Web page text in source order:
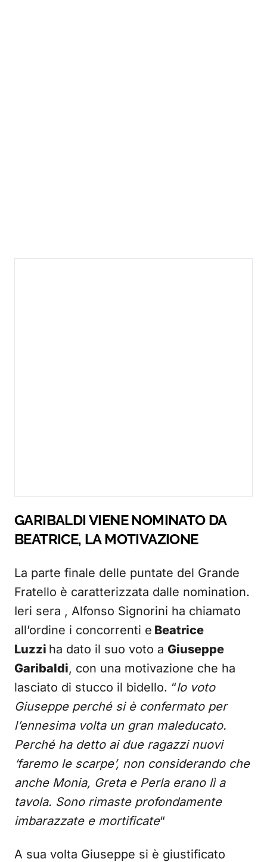
GARIBALDI VIENE NOMINATO DA
BEATRICE, LA MOTIVAZIONE
La parte finale delle puntate del Grande
Fratello è caratterizzata dalle nomination.
Ieri sera , Alfonso Signorini ha chiamato
all’ordine i concorrenti e Beatrice
Luzzi ha dato il suo voto a Giuseppe
Garibaldi, con una motivazione che ha
lasciato di stucco il bidello. “Io voto
Giuseppe perché si è confermato per
l’ennesima volta un gran maleducato.
Perché ha detto ai due ragazzi nuovi
‘faremo le scarpe’, non considerando che
anche Monia, Greta e Perla erano lì a
tavola. Sono rimaste profondamente
imbarazzate e mortificate“
A sua volta Giuseppe si è giustificato